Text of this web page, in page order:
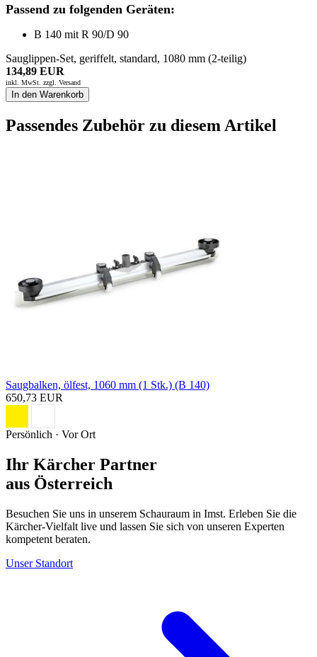
Passend zu folgenden Geräten:
B 140 mit R 90/D 90
Sauglippen-Set, geriffelt, standard, 1080 mm (2-teilig)
134,89 EUR
inkl. MwSt. zzgl. Versand
In den Warenkorb
Passendes Zubehör zu diesem Artikel
Saugbalken, ölfest, 1060 mm (1 Stk.) (B 140)
650,73 EUR
Persönlich · Vor Ort
Ihr Kärcher Partner
aus Österreich
Besuchen Sie uns in unserem Schauraum in Imst. Erleben Sie die
Kärcher-Vielfalt live und lassen Sie sich von unseren Experten
kompetent beraten.
Unser Standort